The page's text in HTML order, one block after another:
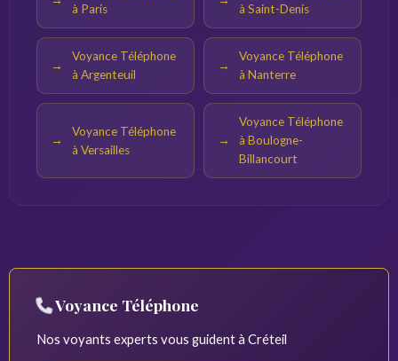
à Paris
à Saint-Denis
Voyance Téléphone
à Argenteuil
Voyance Téléphone
à Nanterre
Voyance Téléphone
à Versailles
Voyance Téléphone
à Boulogne-
Billancourt
Voyance Téléphone
Nos voyants experts vous guident à Créteil